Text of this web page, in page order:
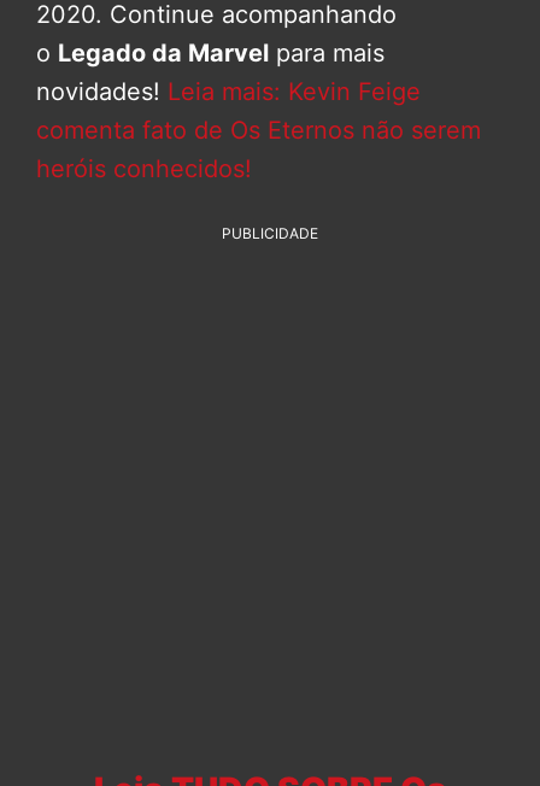
2020. Continue acompanhando
o Legado da Marvel para mais
novidades! Leia mais: Kevin Feige
comenta fato de Os Eternos não serem
heróis conhecidos!
PUBLICIDADE